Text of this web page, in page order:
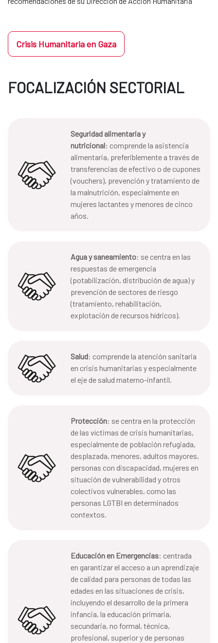
Crisis Humanitaria en Gaza
FOCALIZACIÓN SECTORIAL
Seguridad alimentaria y
nutricional: comprende la asistencia
alimentaria, preferiblemente a través de
transferencias de efectivo o de cupones
(vouchers), prevención y tratamiento de
la malnutrición, especialmente en
mujeres lactantes y menores de cinco
años.
Agua y saneamiento: se centra en las
respuestas de emergencia
(potabilización, distribución de agua) y
prevención de sectores de riesgo
(tratamiento, rehabilitación,
explotación de recursos hídricos).
Salud: comprende la atención sanitaria
en crisis humanitarias y especialmente
el eje de salud materno-infantil.
Protección: se centra en la protección
de las víctimas de crisis humanitarias,
especialmente de población refugiada,
desplazada, menores, adultos mayores,
personas con discapacidad, mujeres en
situación de vulnerabilidad y otros
colectivos vulnerables, como las
personas LGTBI en determinados
contextos.
Educación en Emergencias: centrada
en garantizar el acceso a un aprendizaje
de calidad para personas de todas las
edades en las situaciones de crisis,
incluyendo el desarrollo de la primera
infancia, la educación primaria,
secundaria, no formal, técnica,
profesional, superior y de personas